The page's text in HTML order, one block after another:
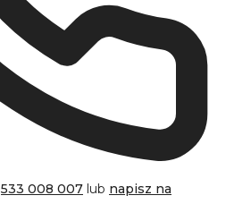
533 008 007 lub napisz na